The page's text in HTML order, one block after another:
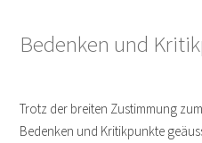
Bedenken und
Trotz der breiten Zustimmung
Bedenken und Kritikpunkte